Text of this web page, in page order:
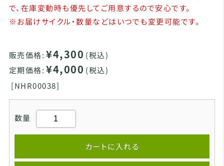
で、在庫変動時も優先してご用意するので安心です。
※お届けサイクル・数量などはいつでも変更可能です。
販売価格: ¥4,300 (税込)
定期価格: ¥4,000 (税込)
[NHR00038]
数量
カートに入れる